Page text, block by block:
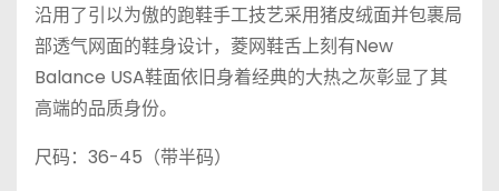
沿用了引以为傲的跑鞋手工技艺采用猪皮绒面并包裹局
部透气网面的鞋身设计，菱网鞋舌上刻有New
Balance USA鞋面依旧身着经典的大热之灰彰显了其
高端的品质身份。
尺码：36-45（带半码）